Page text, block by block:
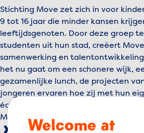
Stichting Move zet zich in voor
9 tot 16 jaar die minder kansen
leeftijdsgenoten. Door deze groep
studenten uit hun stad, creëert
samenwerking en
het nu gaat om een schonere wijk,
gezamenlijke lunch, de projecten
jongeren ervaren hoe zij met hun
écht impact kunnen maken in hun
Meer lezen over Stichting Move
Welcome at